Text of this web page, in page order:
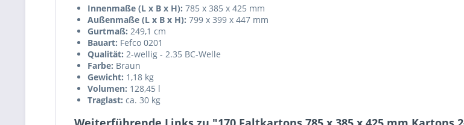
Innenmaße (L x B x H): 785 x 385 x 425 mm
Außenmaße (L x B x H): 799 x 399 x 447 mm
Gurtmaß: 249,1 cm
Bauart: Fefco 0201
Qualität: 2-wellig - 2.35 BC-Welle
Farbe: Braun
Gewicht: 1,18 kg
Volumen: 128,45 l
Traglast: ca. 30 kg